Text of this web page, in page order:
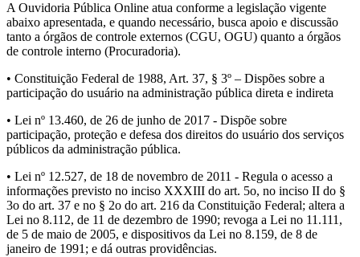
A Ouvidoria Pública Online atua conforme a legislação vigente
abaixo apresentada, e quando necessário, busca apoio e discussão
tanto a órgãos de controle externos (CGU, OGU) quanto a órgãos
de controle interno (Procuradoria).
• Constituição Federal de 1988, Art. 37, § 3º – Dispões sobre a
participação do usuário na administração pública direta e indireta
• Lei nº 13.460, de 26 de junho de 2017 - Dispõe sobre
participação, proteção e defesa dos direitos do usuário dos serviços
públicos da administração pública.
• Lei nº 12.527, de 18 de novembro de 2011 - Regula o acesso a
informações previsto no inciso XXXIII do art. 5o, no inciso II do §
3o do art. 37 e no § 2o do art. 216 da Constituição Federal; altera a
Lei no 8.112, de 11 de dezembro de 1990; revoga a Lei no 11.111,
de 5 de maio de 2005, e dispositivos da Lei no 8.159, de 8 de
janeiro de 1991; e dá outras providências.